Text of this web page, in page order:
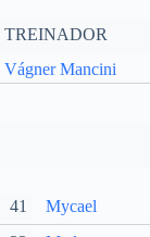
TREINADOR
Vágner Mancini
41 Mycael